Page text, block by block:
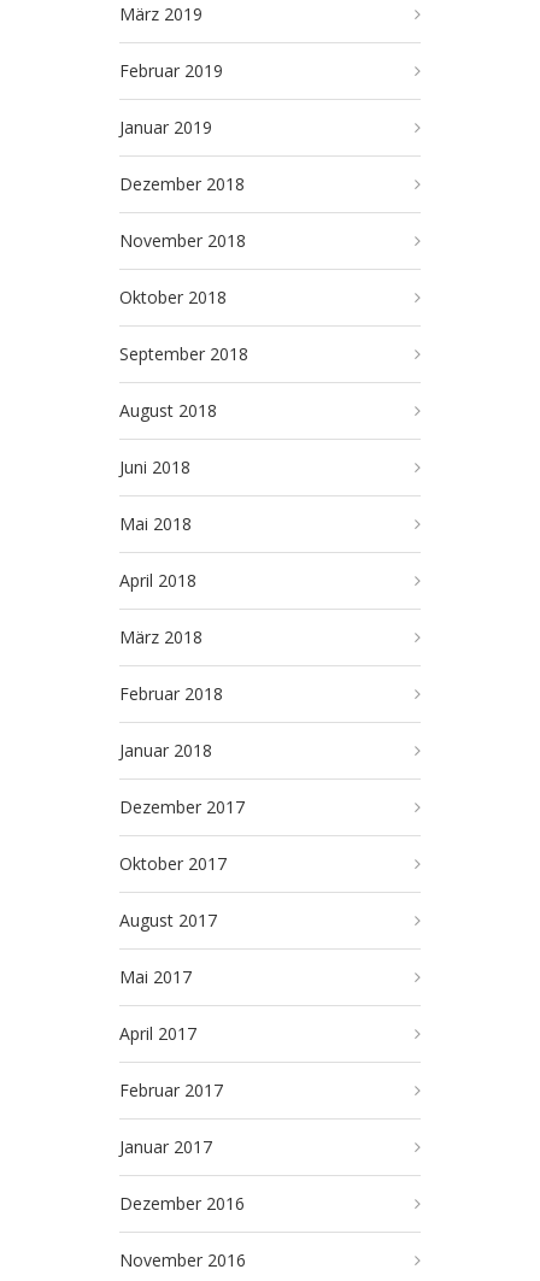
März 2019
Februar 2019
Januar 2019
Dezember 2018
November 2018
Oktober 2018
September 2018
August 2018
Juni 2018
Mai 2018
April 2018
März 2018
Februar 2018
Januar 2018
Dezember 2017
Oktober 2017
August 2017
Mai 2017
April 2017
Februar 2017
Januar 2017
Dezember 2016
November 2016